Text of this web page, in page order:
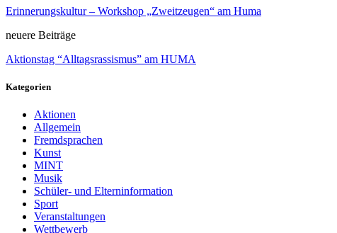
Erinnerungskultur – Workshop „Zweitzeugen“ am Huma
neuere Beiträge
Aktionstag “Alltagsrassismus” am HUMA
Kategorien
Aktionen
Allgemein
Fremdsprachen
Kunst
MINT
Musik
Schüler- und Elterninformation
Sport
Veranstaltungen
Wettbewerb